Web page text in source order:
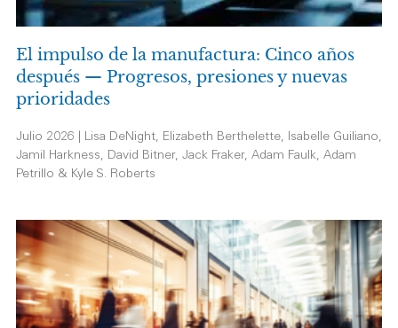
El impulso de la manufactura: Cinco años
después — Progresos, presiones y nuevas
prioridades
Julio 2026 | Lisa DeNight, Elizabeth Berthelette, Isabelle Guiliano,
Jamil Harkness, David Bitner, Jack Fraker, Adam Faulk, Adam
Petrillo & Kyle S. Roberts